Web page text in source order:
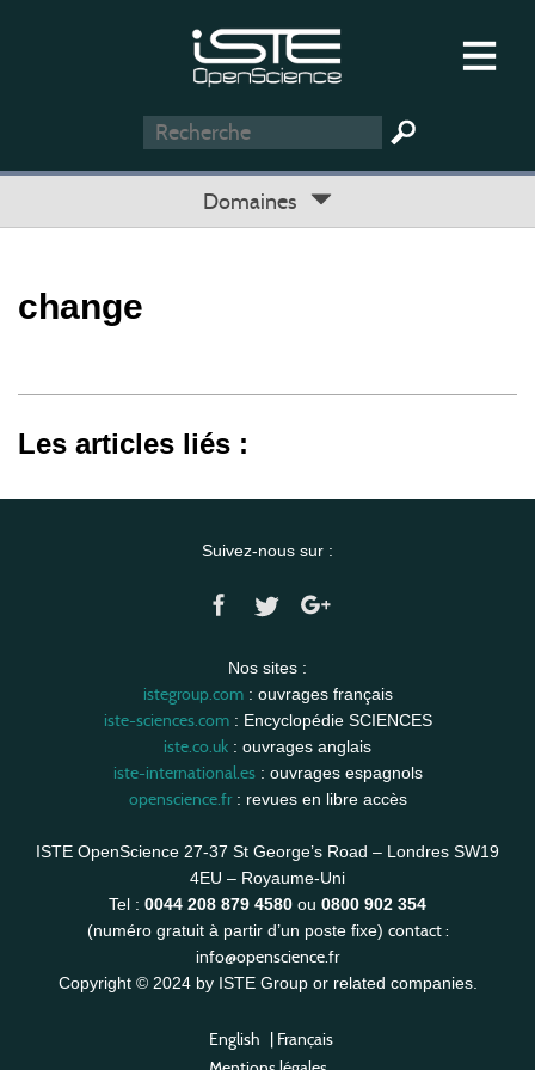
Domaines
change
Les articles liés :
Suivez-nous sur :
Nos sites :
istegroup.com: ouvrages français
iste-sciences.com: Encyclopédie SCIENCES
iste.co.uk : ouvrages anglais
iste-international.es: ouvrages espagnols
openscience.fr: revues en libre accès
ISTE OpenScience 27-37 St George’s Road – Londres SW19
4EU – Royaume-Uni
Tel : 0044 208 879 4580 ou 0800 902 354
(numéro gratuit à partir d’un poste fixe) contact :
info@openscience.fr
Copyright © 2024 by ISTE Group or related companies.
English | Français